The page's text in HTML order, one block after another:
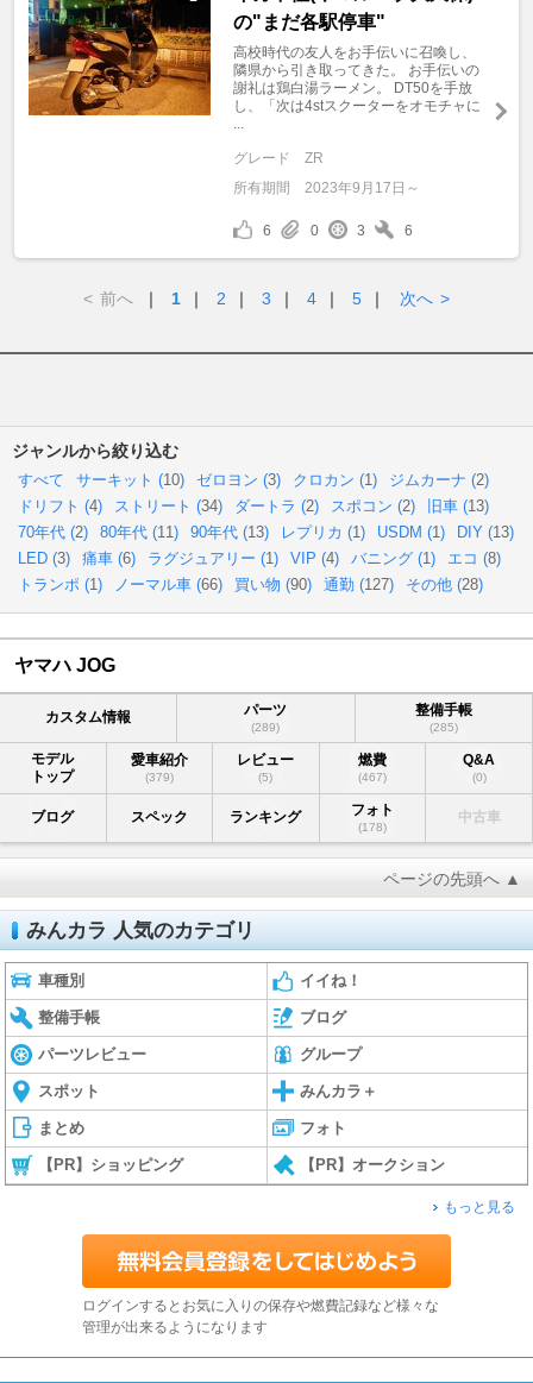
の"まだ各駅停車"
高校時代の友人をお手伝いに召喚し、
隣県から引き取ってきた。 お手伝いの
謝礼は鶏白湯ラーメン。 DT50を手放
し、「次は4stスクーターをオモチャに
グレード
ZR
所有期間
2023年9月17日～
6 0 3 6
< 前へ ｜ 1 ｜ 2 ｜ 3 ｜ 4 ｜ 5 ｜ 次へ >
ジャンルから絞り込む
すべて サーキット (10) ゼロヨン (3) クロカン (1 ) ジムカーナ (2)
ドリフト (4) ストリート (34) ダートラ (2) スポコン (2) 旧車 (13)
70年代 (2) 80年代 (11 ) 90年代 (13) レプリカ (1 ) USDM (1 ) DIY (13)
LED (3) 痛車 (6) ラグジュアリー (1 ) VIP (4) バニング (1 ) エコ (8)
トランポ (1 ) ノーマル車 (66) 買い物 (90) 通勤 (127) その他 (28)
ヤマハ JOG
カスタム情報 パーツ
(289)
整備手帳
(285)
モデル
トップ
愛車紹介
(379)
レビュー
(5)
燃費
(467)
Q&A
(0)
ブログ スペック ランキング フォト
(178)
中古車
ページの先頭へ ▲
みんカラ 人気のカテゴリ
車種別 イイね！
整備手帳 ブログ
パーツレビュー グループ
スポット みんカラ＋
まとめ フォト
【PR】ショッピング 【PR】オークション
もっと見る
ログインするとお気に入りの保存や燃費記録など様々な
管理が出来るようになります